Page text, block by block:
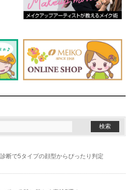
断で5タイプの顔型からぴったり判定